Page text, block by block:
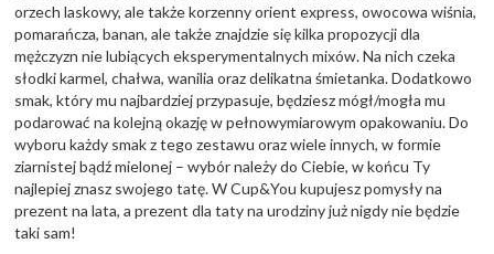
orzech laskowy, ale także korzenny orient express, owocowa wiśnia,
pomarańcza, banan, ale także znajdzie się kilka propozycji dla
mężczyzn nie lubiących eksperymentalnych mixów. Na nich czeka
słodki karmel, chałwa, wanilia oraz delikatna śmietanka. Dodatkowo
smak, który mu najbardziej przypasuje, będziesz mógł/mogła mu
podarować na kolejną okazję w pełnowymiarowym opakowaniu. Do
wyboru każdy smak z tego zestawu oraz wiele innych, w formie
ziarnistej bądź mielonej – wybór należy do Ciebie, w końcu Ty
najlepiej znasz swojego tatę. W Cup&You kupujesz pomysły na
prezent na lata, a prezent dla taty na urodziny już nigdy nie będzie
taki sam!